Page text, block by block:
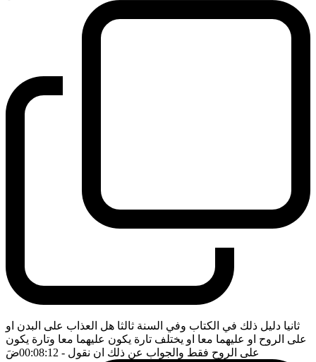
ثانيا دليل ذلك في الكتاب وفي السنة ثالثا هل العذاب على البدن او
على الروح او عليهما معا او يختلف تارة يكون عليهما معا وتارة يكون
على الروح فقط والجواب عن ذلك ان نقول - 00:08:12 ضَ